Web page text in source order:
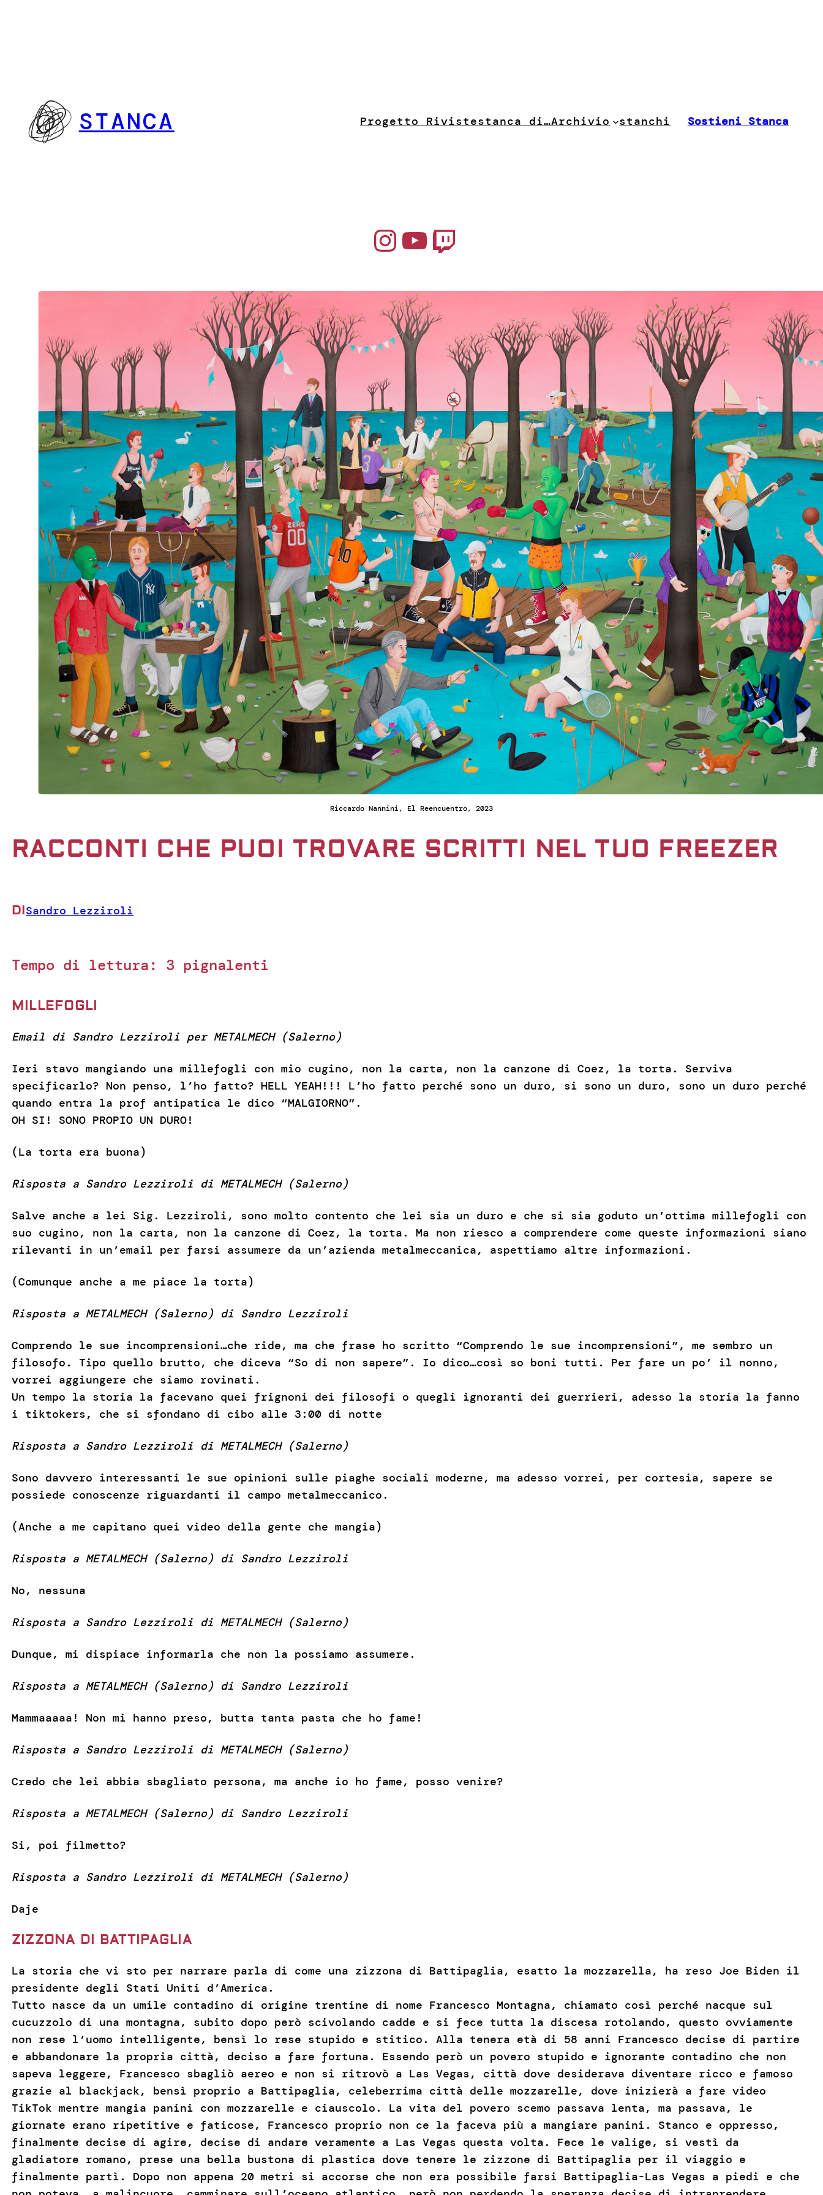
STANCA Progetto Rivistestanca di…Archivio stanchi Sostieni Stanca
Instagram YouTube Twitch
Riccardo Nannini, El Reencuentro, 2023
RACCONTI CHE PUOI TROVARE SCRITTI NEL TUO FREEZER
DISandro Lezziroli
Tempo di lettura: 3 pignalenti
MILLEFOGLI
Email di Sandro Lezziroli per METALMECH (Salerno)
Ieri stavo mangiando una millefogli con mio cugino, non la carta, non la canzone di Coez, la torta. Serviva
specificarlo? Non penso, l’ho fatto? HELL YEAH!!! L’ho fatto perché sono un duro, si sono un duro, sono un duro perché
quando entra la prof antipatica le dico “MALGIORNO”.
OH SI! SONO PROPIO UN DURO!
(La torta era buona)
Risposta a Sandro Lezziroli di METALMECH (Salerno)
Salve anche a lei Sig. Lezziroli, sono molto contento che lei sia un duro e che si sia goduto un’ottima millefogli con
suo cugino, non la carta, non la canzone di Coez, la torta. Ma non riesco a comprendere come queste informazioni siano
rilevanti in un’email per farsi assumere da un’azienda metalmeccanica, aspettiamo altre informazioni.
(Comunque anche a me piace la torta)
Risposta a METALMECH (Salerno) di Sandro Lezziroli
Comprendo le sue incomprensioni…che ride, ma che frase ho scritto “Comprendo le sue incomprensioni”, me sembro un
filosofo. Tipo quello brutto, che diceva “So di non sapere”. Io dico…così so boni tutti. Per fare un po’ il nonno,
vorrei aggiungere che siamo rovinati.
Un tempo la storia la facevano quei frignoni dei filosofi o quegli ignoranti dei guerrieri, adesso la storia la fanno
i tiktokers, che si sfondano di cibo alle 3:00 di notte
Risposta a Sandro Lezziroli di METALMECH (Salerno)
Sono davvero interessanti le sue opinioni sulle piaghe sociali moderne, ma adesso vorrei, per cortesia, sapere se
possiede conoscenze riguardanti il campo metalmeccanico.
(Anche a me capitano quei video della gente che mangia)
Risposta a METALMECH (Salerno) di Sandro Lezziroli
No, nessuna
Risposta a Sandro Lezziroli di METALMECH (Salerno)
Dunque, mi dispiace informarla che non la possiamo assumere.
Risposta a METALMECH (Salerno) di Sandro Lezziroli
Mammaaaaa! Non mi hanno preso, butta tanta pasta che ho fame!
Risposta a Sandro Lezziroli di METALMECH (Salerno)
Credo che lei abbia sbagliato persona, ma anche io ho fame, posso venire?
Risposta a METALMECH (Salerno) di Sandro Lezziroli
Si, poi filmetto?
Risposta a Sandro Lezziroli di METALMECH (Salerno)
Daje
ZIZZONA DI BATTIPAGLIA
La storia che vi sto per narrare parla di come una zizzona di Battipaglia, esatto la mozzarella, ha reso Joe Biden il
presidente degli Stati Uniti d’America.
Tutto nasce da un umile contadino di origine trentine di nome Francesco Montagna, chiamato così perché nacque sul
cucuzzolo di una montagna, subito dopo però scivolando cadde e si fece tutta la discesa rotolando, questo ovviamente
non rese l’uomo intelligente, bensì lo rese stupido e stitico. Alla tenera età di 58 anni Francesco decise di partire
e abbandonare la propria città, deciso a fare fortuna. Essendo però un povero stupido e ignorante contadino che non
sapeva leggere, Francesco sbagliò aereo e non si ritrovò a Las Vegas, città dove desiderava diventare ricco e famoso
grazie al blackjack, bensì proprio a Battipaglia, celeberrima città delle mozzarelle, dove inizierà a fare video
TikTok mentre mangia panini con mozzarelle e ciauscolo. La vita del povero scemo passava lenta, ma passava, le
giornate erano ripetitive e faticose, Francesco proprio non ce la faceva più a mangiare panini. Stanco e oppresso,
finalmente decise di agire, decise di andare veramente a Las Vegas questa volta. Fece le valige, si vestì da
gladiatore romano, prese una bella bustona di plastica dove tenere le zizzone di Battipaglia per il viaggio e
finalmente partì. Dopo non appena 20 metri si accorse che non era possibile farsi Battipaglia-Las Vegas a piedi e che